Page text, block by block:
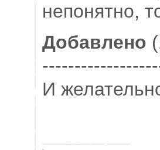
непонятно,
Добавлено
И